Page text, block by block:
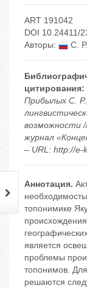
ART 191042
DOI 10.24411/
Авторы:
С.
цитирования:
Прибылых С.
возможности
журнал
– URL: http://e-
Аннотация.
топонимике
является
проблемы
топонимов.
решаются